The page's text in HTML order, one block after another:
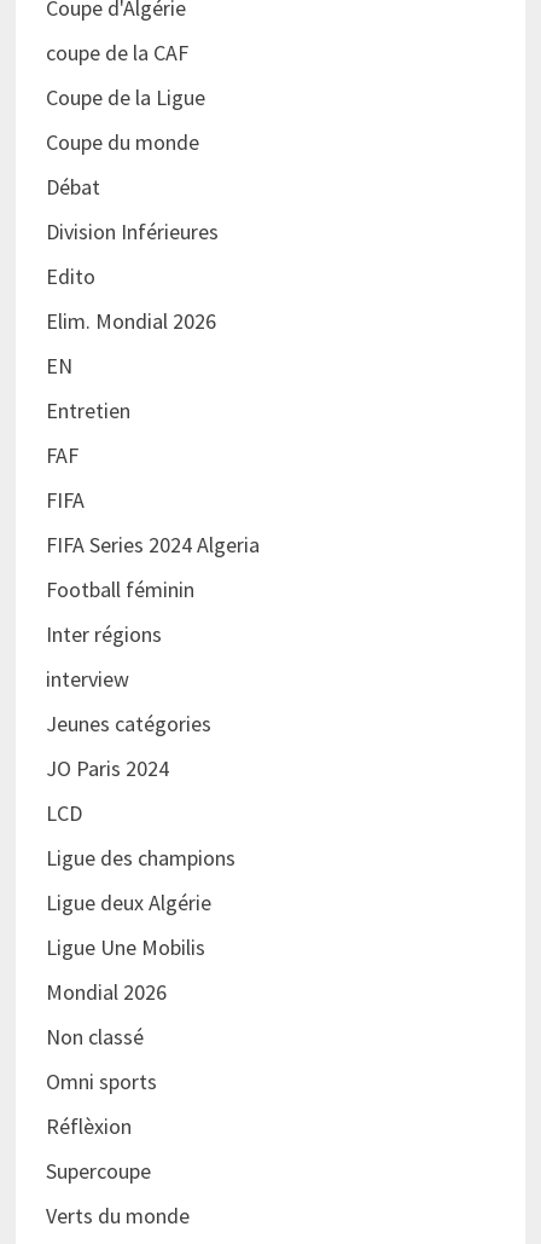
Coupe d'Algérie
coupe de la CAF
Coupe de la Ligue
Coupe du monde
Débat
Division Inférieures
Edito
Elim. Mondial 2026
EN
Entretien
FAF
FIFA
FIFA Series 2024 Algeria
Football féminin
Inter régions
interview
Jeunes catégories
JO Paris 2024
LCD
Ligue des champions
Ligue deux Algérie
Ligue Une Mobilis
Mondial 2026
Non classé
Omni sports
Réflèxion
Supercoupe
Verts du monde